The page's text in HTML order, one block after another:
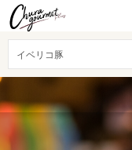
イベリコ豚